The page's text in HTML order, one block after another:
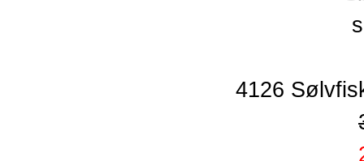
4126